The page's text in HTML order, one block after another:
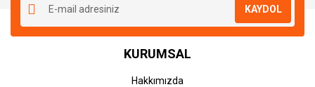
KAYDOL
KURUMSAL
Hakkımızda